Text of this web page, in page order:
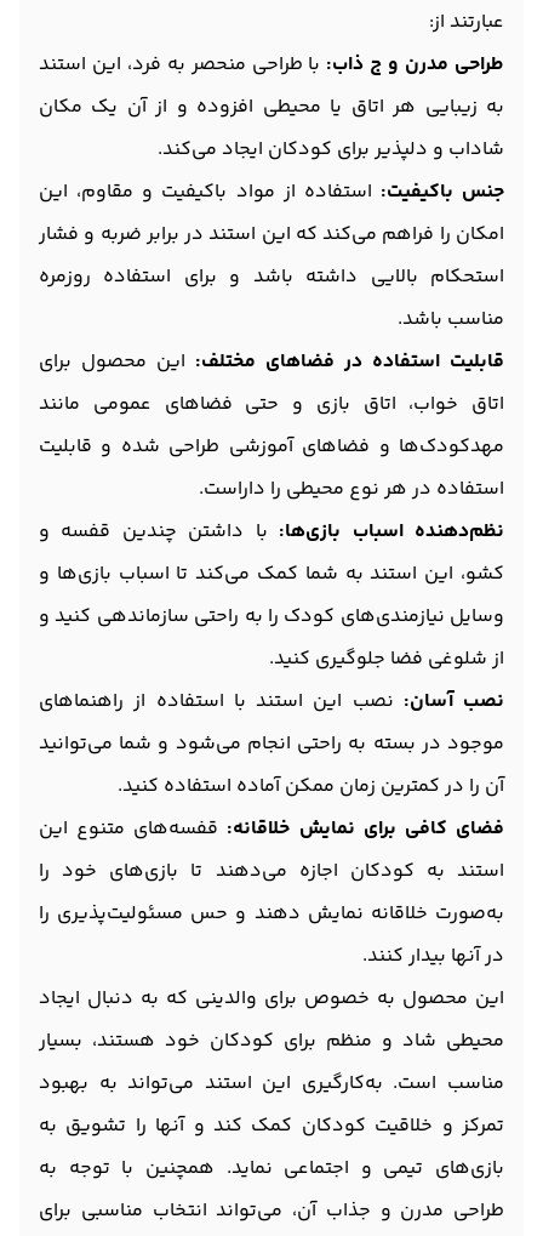
عبارتند از:
طراحی مدرن و ج ذاب: با طراحی منحصر به فرد، این استند
به زیبایی هر اتاق یا محیطی افزوده و از آن یک مکان
شاداب و دلپذیر برای کودکان ایجاد می‌کند.
جنس باکیفیت: استفاده از مواد باکیفیت و مقاوم، این
امکان را فراهم می‌کند که این استند در برابر ضربه و فشار
استحکام بالایی داشته باشد و برای استفاده روزمره
مناسب باشد.
قابلیت استفاده در فضاهای مختلف: این محصول برای
اتاق خواب، اتاق بازی و حتی فضاهای عمومی مانند
مهدکودک‌ها و فضاهای آموزشی طراحی شده و قابلیت
استفاده در هر نوع محیطی را داراست.
نظم‌دهنده اسباب بازی‌ها: با داشتن چندین قفسه و
کشو، این استند به شما کمک می‌کند تا اسباب بازی‌ها و
وسایل نیازمندی‌های کودک را به راحتی سازماندهی کنید و
از شلوغی فضا جلوگیری کنید.
نصب آسان: نصب این استند با استفاده از راهنماهای
موجود در بسته به راحتی انجام می‌شود و شما می‌توانید
آن را در کمترین زمان ممکن آماده استفاده کنید.
فضای کافی برای نمایش خلاقانه: قفسه‌های متنوع این
استند به کودکان اجازه می‌دهند تا بازی‌های خود را
به‌صورت خلاقانه نمایش دهند و حس مسئولیت‌پذیری را
در آنها بیدار کنند.
این محصول به خصوص برای والدینی که به دنبال ایجاد
محیطی شاد و منظم برای کودکان خود هستند، بسیار
مناسب است. به‌کارگیری این استند می‌تواند به بهبود
تمرکز و خلاقیت کودکان کمک کند و آنها را تشویق به
بازی‌های تیمی و اجتماعی نماید. همچنین با توجه به
طراحی مدرن و جذاب آن، می‌تواند انتخاب مناسبی برای